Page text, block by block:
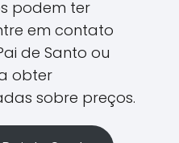
podem ter
em contato
de Santo ou
obter
sobre preços.